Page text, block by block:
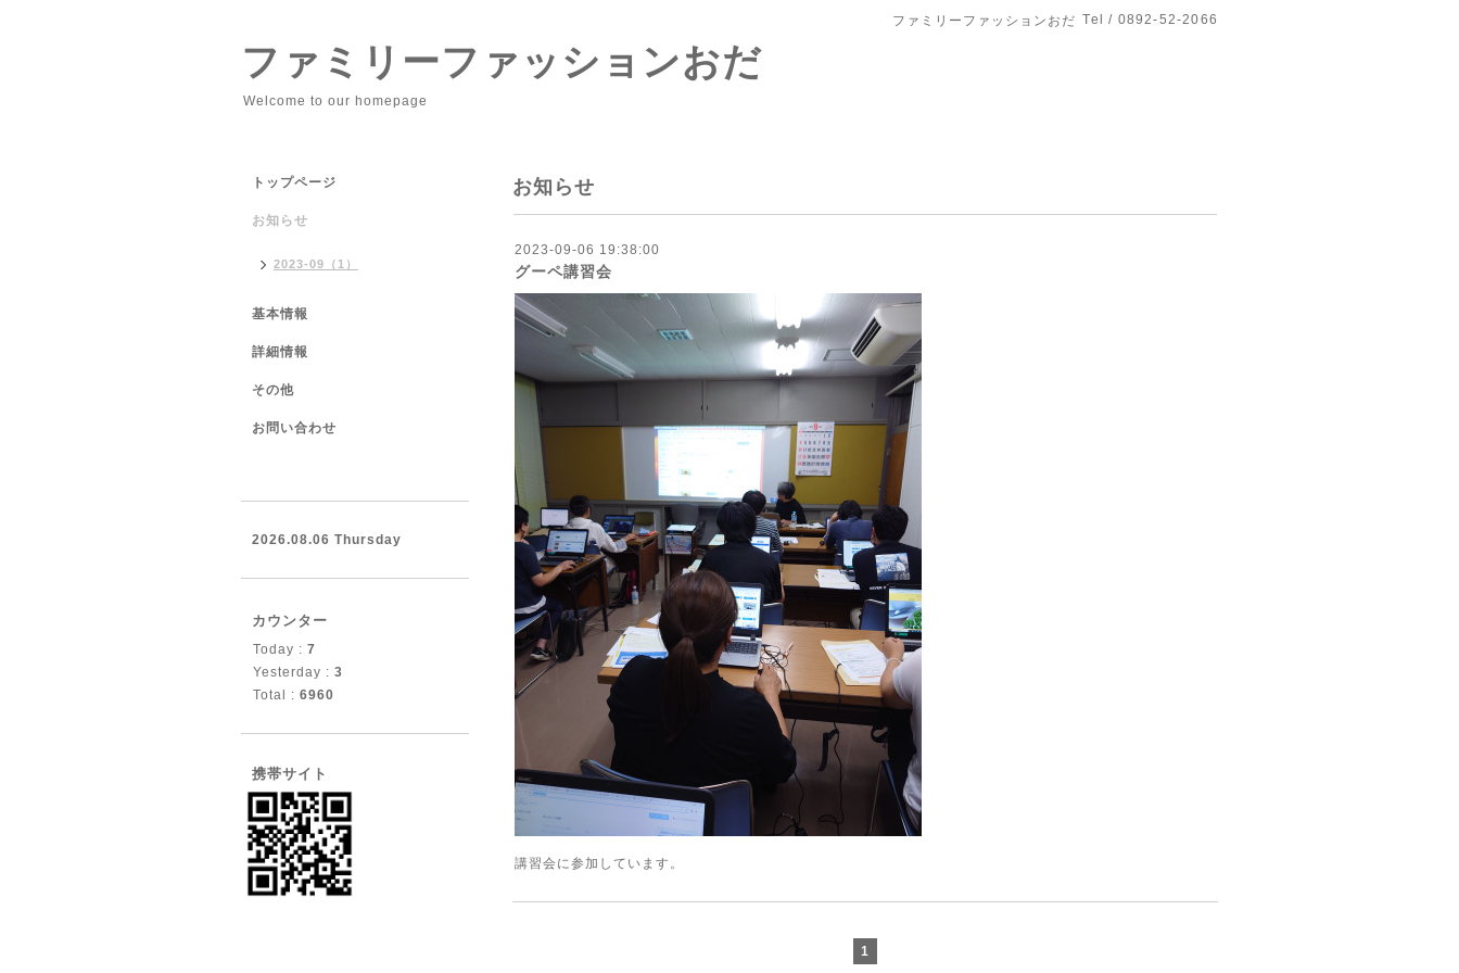
ファミリーファッションおだ Tel / 0892-52-2066
ファミリーファッションおだ
Welcome to our homepage
お知らせ
2023-09-06 19:38:00
グーペ講習会
講習会に参加しています。
1
トップページ
お知らせ
2023-09（1）
基本情報
詳細情報
その他
お問い合わせ
2026.08.06 Thursday
カウンター
Today : 7
Yesterday : 3
Total : 6960
携帯サイト